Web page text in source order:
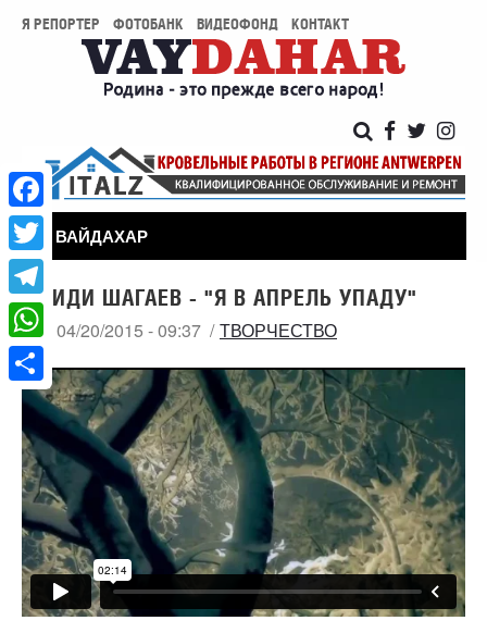
Я РЕПОРТЕР ФОТОБАНК ВИДЕОФОНД КОНТАКТ
ВАЙДАХАР
ЭМИДИ ШАГАЕВ - "Я В АПРЕЛЬ УПАДУ"
ПН, 04/20/2015 - 09:37 ТВОРЧЕСТВО
Facebook
Twitter
Telegram
WhatsApp
Share